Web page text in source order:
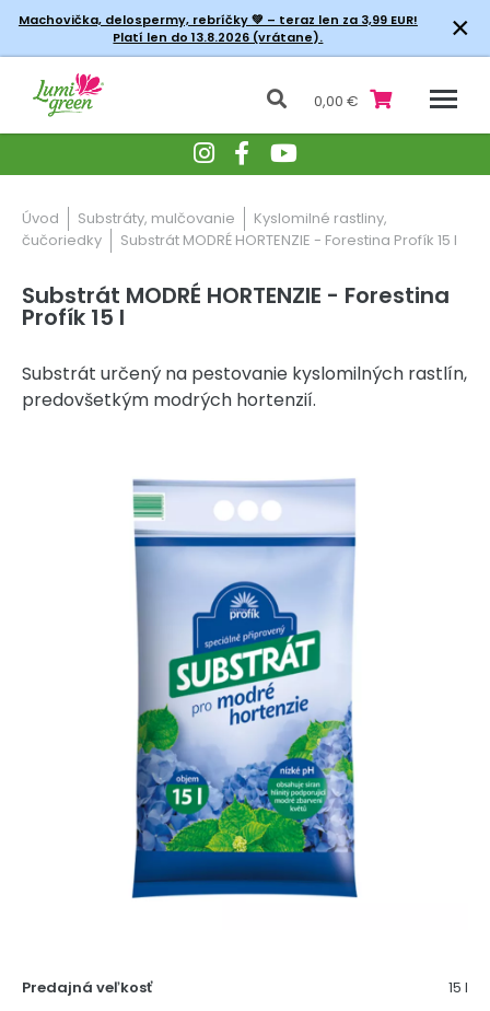
Machovička, delospermy, rebríčky💚 – teraz len za 3,99 EUR!
Platí len do 13.8.2026 (vrátane).
×
0,00 €
Úvod Substráty, mulčovanie
Kyslomilné rastliny,
čučoriedky
Substrát MODRÉ HORTENZIE - Forestina Profík 15 l
Substrát MODRÉ HORTENZIE - Forestina
Profík 15 l
Substrát určený na pestovanie kyslomilných rastlín,
predovšetkým modrých hortenzií.
Predajná veľkosť
15 l